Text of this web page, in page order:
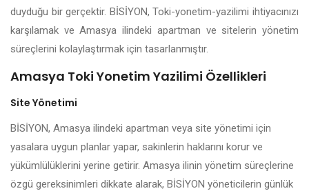
duyduğu bir gerçektir. BİSİYON, Toki-yonetim-yazilimi ihtiyacınızı
karşılamak ve Amasya ilindeki apartman ve sitelerin yönetim
süreçlerini kolaylaştırmak için tasarlanmıştır.
Amasya Toki Yonetim Yazilimi Özellikleri
Site Yönetimi
BİSİYON, Amasya ilindeki apartman veya site yönetimi için
yasalara uygun planlar yapar, sakinlerin haklarını korur ve
yükümlülüklerini yerine getirir. Amasya ilinin yönetim süreçlerine
özgü gereksinimleri dikkate alarak, BİSİYON yöneticilerin günlük